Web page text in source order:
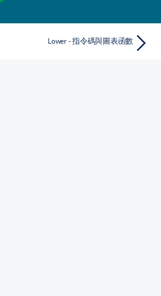
Lower - 指令碼與圖表函數